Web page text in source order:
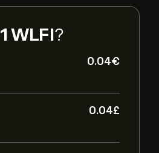
1 WLFI?
0.04‎€‎
0.04‎£‎